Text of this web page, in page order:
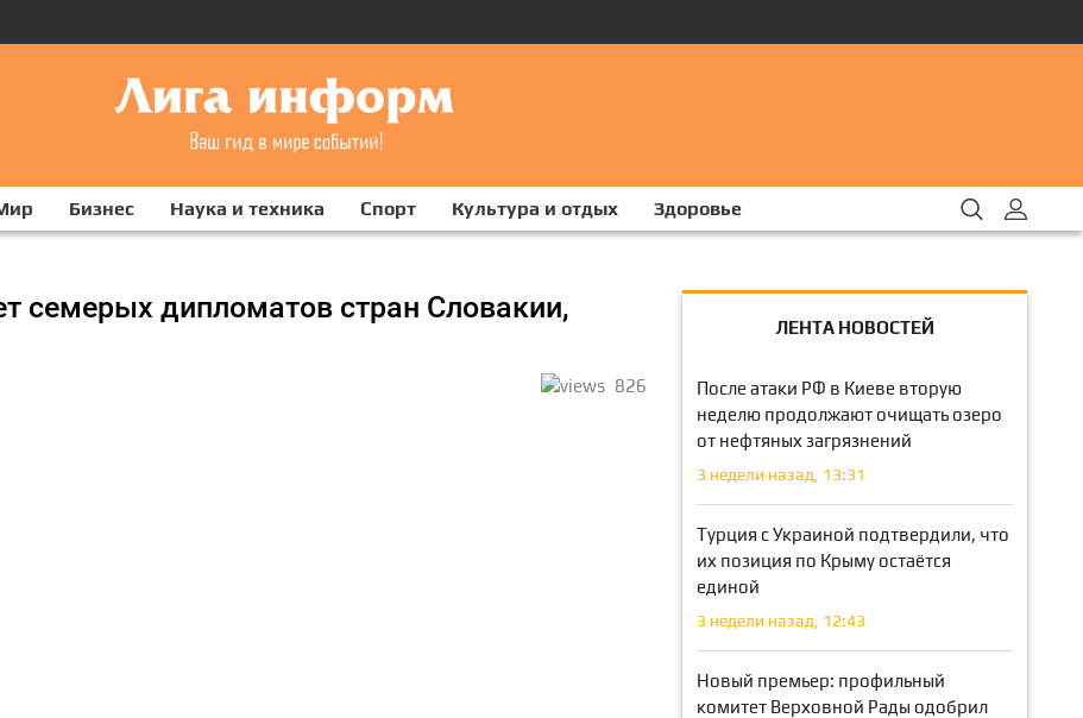
Бизнес Наука и техника Спорт Культура и отдых Здоровье
семерых дипломатов стран Словакии,
826
ЛЕНТА НОВОСТЕЙ
После атаки РФ в Киеве вторую
неделю продолжают очищать озеро
от нефтяных загрязнений
3 недели назад, 13:31
Турция с Украиной подтвердили, что
их позиция по Крыму остаётся
единой
3 недели назад, 12:43
Новый премьер: профильный
комитет Верховной Рады одобрил